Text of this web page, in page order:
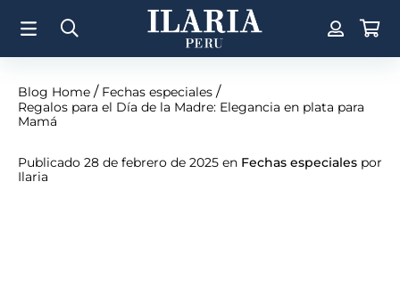
Blog Home / Fechas especiales /
Regalos para el Día de la Madre: Elegancia en plata para
Mamá
Publicado 28 de febrero de 2025 en Fechas especiales por
Ilaria
TÉRMINOS MÁS BUSCADOS
1. Aretes
2.
Pulsera
3. Collar
5.
Perla